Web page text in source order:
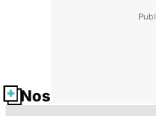
Nos fiches santé